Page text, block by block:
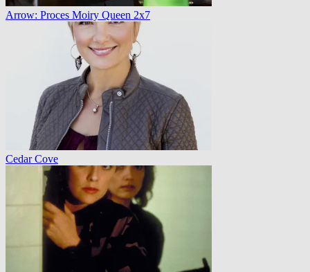
Arrow: Proces Moiry Queen 2x7
Cedar Cove